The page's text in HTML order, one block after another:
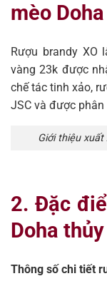
mèo
Rượu brandy XO
vàng 23k được
chế tác tinh xảo,
JSC và được
Giới thiệu
2. Đặc
Doha
Thông số chi tiết